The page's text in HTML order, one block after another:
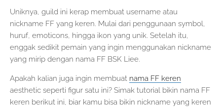
Uniknya, guild ini kerap membuat username atau
nickname FF yang keren. Mulai dari penggunaan symbol,
huruf, emoticons, hingga ikon yang unik. Setelah itu,
enggak sedikit pemain yang ingin menggunakan nickname
yang mirip dengan nama FF BSK Liee.
Apakah kalian juga ingin membuat nama FF keren
aesthetic seperti figur satu ini? Simak tutorial bikin nama FF
keren berikut ini, biar kamu bisa bikin nickname yang keren